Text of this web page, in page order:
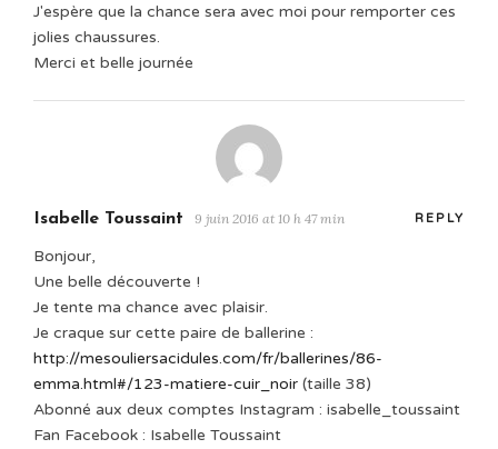
J'espère que la chance sera avec moi pour remporter ces
jolies chaussures.
Merci et belle journée
Isabelle Toussaint 9 juin 2016 at 10 h 47 min REPLY
Bonjour,
Une belle découverte !
Je tente ma chance avec plaisir.
Je craque sur cette paire de ballerine :
http://mesouliersacidules.com/fr/ballerines/86-
emma.html#/123-matiere-cuir_noir (taille 38)
Abonné aux deux comptes Instagram : isabelle_toussaint
Fan Facebook : Isabelle Toussaint